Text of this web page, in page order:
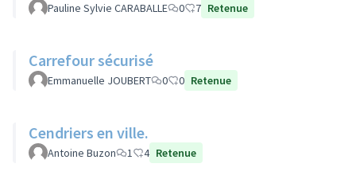
Pauline Sylvie CARABALLE 0 7 Retenue
Carrefour sécurisé
Emmanuelle JOUBERT 0 0 Retenue
Cendriers en ville.
Antoine Buzon 1 4 Retenue